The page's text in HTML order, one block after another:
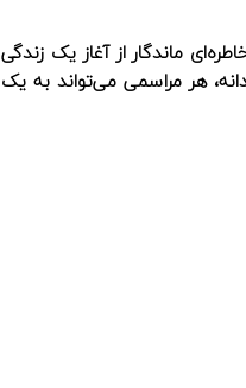
ماندگار از آغاز یک زندگی
هر مراسمی می‌تواند به یک